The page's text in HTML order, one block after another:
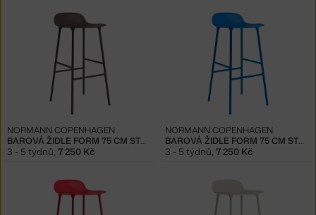
BAROVÁ ŽIDLE FORM 75 CM STEEL, BROWN
NORMANN COPENHAGEN
3 - 5 týdnů, 7 250 Kč
BAROVÁ ŽIDLE FORM 75 CM STEEL, BRIGHT BLUE
NORMANN COPENHAGEN
3 - 5 týdnů, 7 250 Kč